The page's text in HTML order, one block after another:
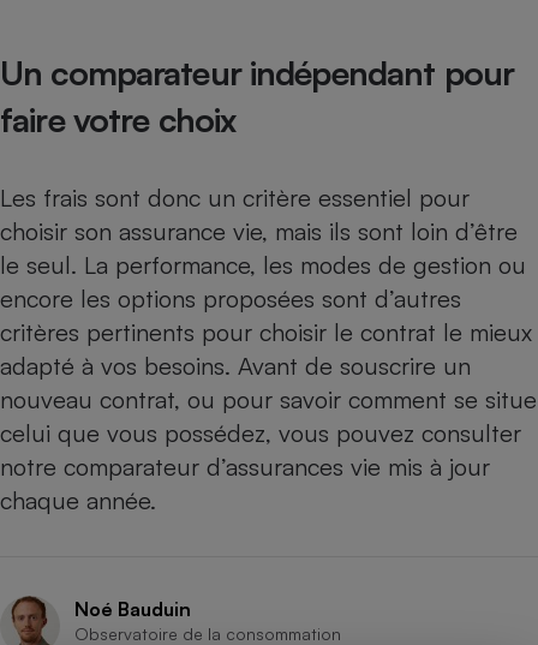
Un comparateur indépendant pour
faire votre choix
Les frais sont donc un critère essentiel pour
choisir son assurance vie, mais ils sont loin d’être
le seul. La performance, les modes de gestion ou
encore les options proposées sont d’autres
critères pertinents pour choisir le contrat le mieux
adapté à vos besoins. Avant de souscrire un
nouveau contrat, ou pour savoir comment se situe
celui que vous possédez, vous pouvez consulter
notre comparateur d’assurances vie mis à jour
chaque année.
Noé Bauduin
Observatoire de la consommation